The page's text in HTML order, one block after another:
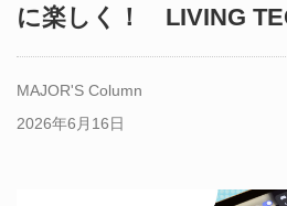
に楽しく！ LIVING
MAJOR'S Column
2026年6月16日